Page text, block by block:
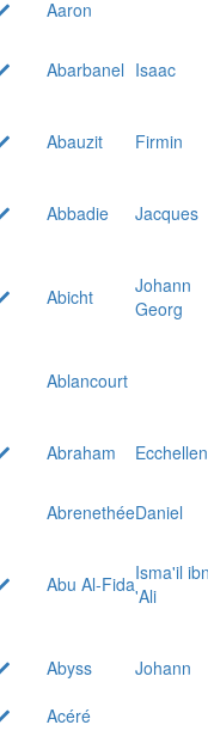
Aaron
Abarbanel Isaac
Abauzit
Firmin
Abbadie
Jacques
Abicht
Johann
Georg
Ablancourt
Abraham
AbrenethéeDaniel
Abu Al-FidaIsma'il
'Ali
Abyss
Johann
Acéré